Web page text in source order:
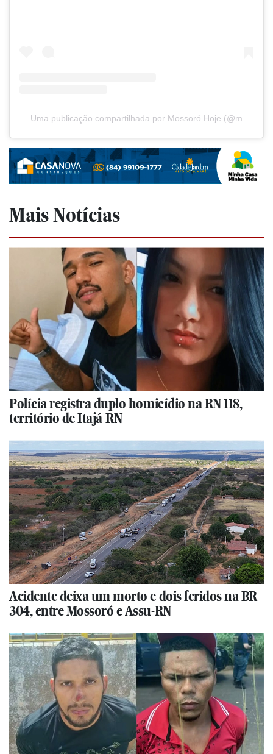
Mais Notícias
Polícia registra duplo homicídio na RN 118,
território de Itajá-RN
Acidente deixa um morto e dois feridos na BR
304, entre Mossoró e Assu-RN